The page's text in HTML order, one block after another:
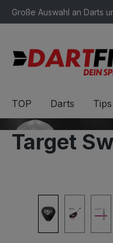
Zur
Große Auswahl an Darts
TOP Darts Tips
Target